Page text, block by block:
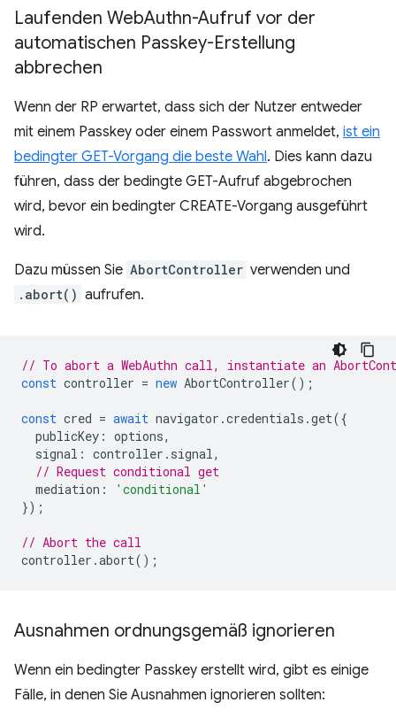
Laufenden WebAuthn-Aufruf vor der
automatischen Passkey-Erstellung
abbrechen
Wenn der RP erwartet, dass sich der Nutzer entweder
mit einem Passkey oder einem Passwort anmeldet, ist ein
bedingter GET-Vorgang die beste Wahl. Dies kann dazu
führen, dass der bedingte GET-Aufruf abgebrochen
wird, bevor ein bedingter CREATE-Vorgang ausgeführt
wird.
Dazu müssen Sie AbortController verwenden und
.abort() aufrufen.
// To abort a WebAuthn call, instantiate an
const controller = new AbortController();
const cred = await navigator .credentials .get({
publicKey : options,
signal : controller . signal ,
// Request conditional get
mediation :
'conditional'
});
// Abort the call
controller .abort();
Ausnahmen ordnungsgemäß ignorieren
Wenn ein bedingter Passkey erstellt wird, gibt es einige
Fälle, in denen Sie Ausnahmen ignorieren sollten: